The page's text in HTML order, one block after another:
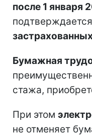
после 1 января
Бумажная
стажа,
При этом
не отменяет